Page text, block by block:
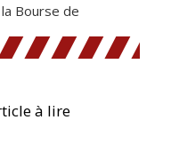
Bourse de
à lire